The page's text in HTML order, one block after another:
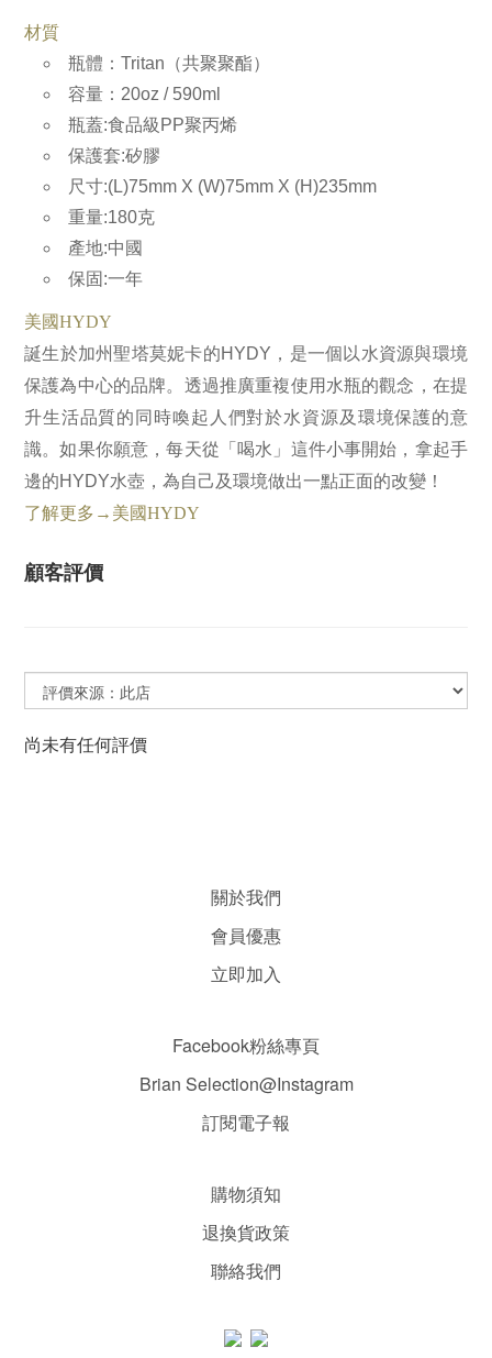
材質
瓶體：Tritan（共聚聚酯）
容量：20oz / 590ml
瓶蓋:食品級PP聚丙烯
保護套:矽膠
尺寸:(L)75mm X (W)75mm X (H)235mm
重量:180克
產地:中國
保固:一年
美國HYDY
誕生於加州聖塔莫妮卡的HYDY，是一個以水資源與環境
保護為中心的品牌。透過推廣重複使用水瓶的觀念，在提
升生活品質的同時喚起人們對於水資源及環境保護的意
識。如果你願意，每天從「喝水」這件小事開始，拿起手
邊的HYDY水壺，為自己及環境做出一點正面的改變！
了解更多→美國HYDY
顧客評價
尚未有任何評價
關於我們
會員優惠
立即加入
Facebook粉絲專頁
Brian Selection@Instagram
訂閱電子報
購物須知
退換貨政策
聯絡我們